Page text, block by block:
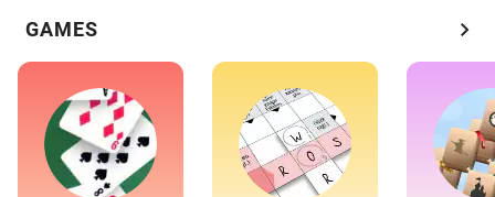
GAMES chevron_right